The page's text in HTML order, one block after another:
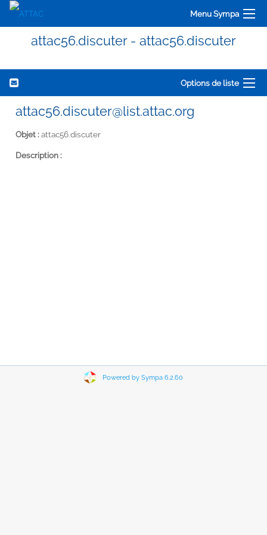
Menu Sympa
attac56.discuter - attac56.discuter
Options de liste
attac56.discuter@list.attac.org
Objet :attac56.discuter
Description :
Powered by Sympa 6.2.60